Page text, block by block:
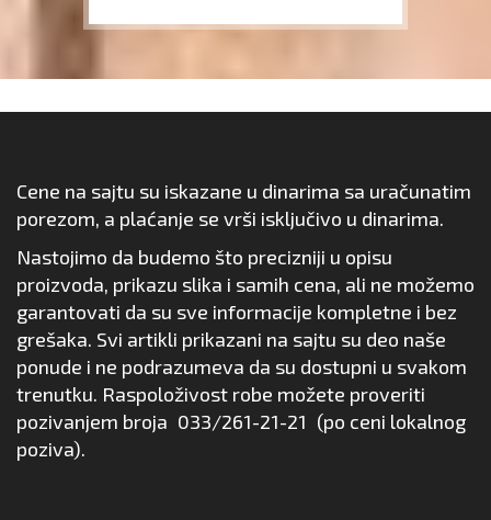
Cene na sajtu su iskazane u dinarima sa uračunatim
porezom, a plaćanje se vrši isključivo u dinarima.
Nastojimo da budemo što precizniji u opisu
proizvoda, prikazu slika i samih cena, ali ne možemo
garantovati da su sve informacije kompletne i bez
grešaka. Svi artikli prikazani na sajtu su deo naše
ponude i ne podrazumeva da su dostupni u svakom
trenutku. Raspoloživost robe možete proveriti
pozivanjem broja 033/261-21-21 (po ceni lokalnog
poziva).